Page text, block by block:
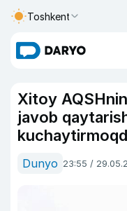
Toshkent
Xitoy
javob
Dunyo 23:55 /